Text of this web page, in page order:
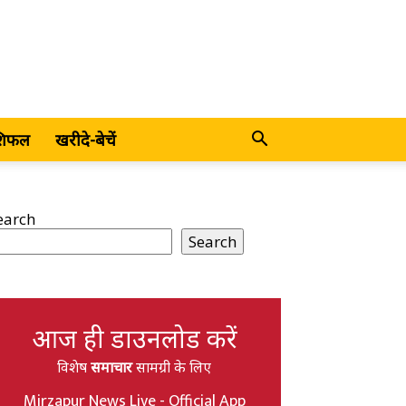
खरीदे-बेचें
Search
आज ही डाउनलोड करें
विशेषसमाचारसामग्री के लिए